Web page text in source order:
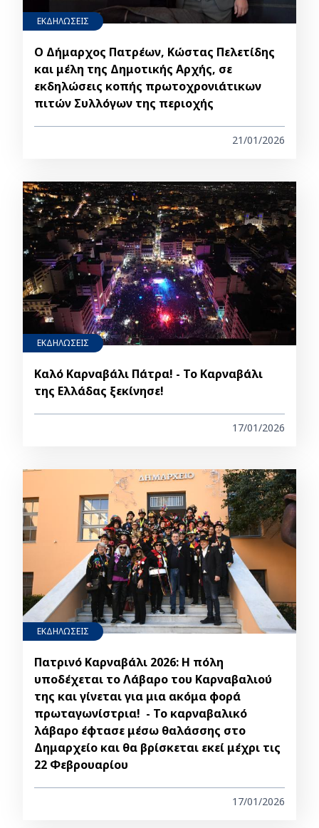
ΕΚΔΗΛΩΣΕΙΣ
Ο Δήμαρχος Πατρέων, Κώστας Πελετίδης
και μέλη της Δημοτικής Αρχής, σε
εκδηλώσεις κοπής πρωτοχρονιάτικων
πιτών Συλλόγων της περιοχής
21/01/2026
ΕΚΔΗΛΩΣΕΙΣ
Καλό Καρναβάλι Πάτρα! - Το Καρναβάλι
της Ελλάδας ξεκίνησε!
17/01/2026
ΕΚΔΗΛΩΣΕΙΣ
Πατρινό Καρναβάλι 2026: Η πόλη
υποδέχεται το Λάβαρο του Καρναβαλιού
της και γίνεται για μια ακόμα φορά
πρωταγωνίστρια! - Το καρναβαλικό
λάβαρο έφτασε μέσω θαλάσσης στο
Δημαρχείο και θα βρίσκεται εκεί μέχρι τις
22 Φεβρουαρίου
17/01/2026